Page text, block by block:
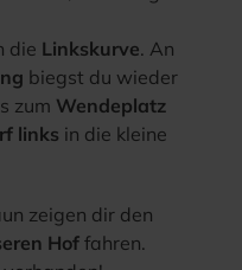
die Links­kur­ve. An
biegst du wie­der
zum Wen­de­platz
links in die klei­ne
zei­gen dir den
Hof fah­ren.